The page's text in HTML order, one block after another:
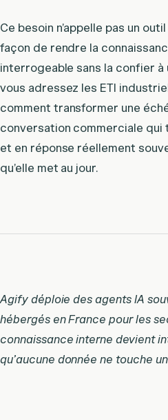
Ce besoin n’appelle pas un
façon de rendre la
interrogeable sans la confier à
vous adressez les ETI
comment transformer une
conversation commerciale qui
et en réponse réellement
qu’elle met au jour.
Agify déploie des agents IA
hébergés en France pour les
connaissance interne devient
qu’aucune donnée ne touche